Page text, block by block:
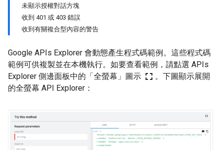
未顯示授權對話方塊
收到 401 或 403 錯誤
收到有關複合型內容的警告
Google APIs Explorer 會動態產生程式碼範例。這些程式碼
範例可供複製並在本機執行。如要查看範例，請點選 APIs
Explorer 側邊面板中的「全螢幕」圖示 fullscreen 。下圖顯示展開
的全螢幕 API Explorer：